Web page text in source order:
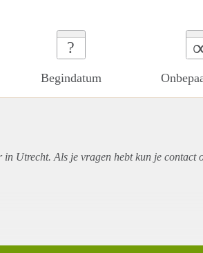
?
Begindatum
Utrecht. Als je vragen hebt kun je contact